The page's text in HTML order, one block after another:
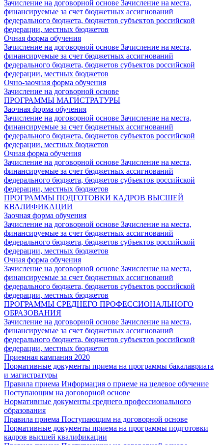
Зачисление на договорной основе Зачисление на места,
финансируемые за счет бюджетных ассигнований
федерального бюджета, бюджетов субъектов российской
федерации, местных бюджетов
Очная форма обучения
Зачисление на договорной основе Зачисление на места,
финансируемые за счет бюджетных ассигнований
федерального бюджета, бюджетов субъектов российской
федерации, местных бюджетов
Очно-заочная форма обучения
Зачисление на договорной основе
ПРОГРАММЫ МАГИСТРАТУРЫ
Заочная форма обучения
Зачисление на договорной основе Зачисление на места,
финансируемые за счет бюджетных ассигнований
федерального бюджета, бюджетов субъектов российской
федерации, местных бюджетов
Очная форма обучения
Зачисление на договорной основе Зачисление на места,
финансируемые за счет бюджетных ассигнований
федерального бюджета, бюджетов субъектов российской
федерации, местных бюджетов
ПРОГРАММЫ ПОДГОТОВКИ КАДРОВ ВЫСШЕЙ
КВАЛИФИКАЦИИ
Заочная форма обучения
Зачисление на договорной основе Зачисление на места,
финансируемые за счет бюджетных ассигнований
федерального бюджета, бюджетов субъектов российской
федерации, местных бюджетов
Очная форма обучения
Зачисление на договорной основе Зачисление на места,
финансируемые за счет бюджетных ассигнований
федерального бюджета, бюджетов субъектов российской
федерации, местных бюджетов
ПРОГРАММЫ СРЕДНЕГО ПРОФЕССИОНАЛЬНОГО
ОБРАЗОВАНИЯ
Зачисление на договорной основе Зачисление на места,
финансируемые за счет бюджетных ассигнований
федерального бюджета, бюджетов субъектов российской
федерации, местных бюджетов
Приемная кампания 2020
Нормативные документы приема на программы бакалавриата
и магистратуры
Правила приема Информация о приеме на целевое обучение
Поступающим на договорной основе
Нормативные документы среднего профессионального
образования
Правила приема Поступающим на договорной основе
Нормативные документы приема на программы подготовки
кадров высшей квалификации